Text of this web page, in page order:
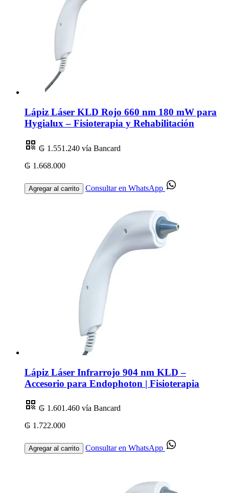
Lápiz Láser KLD Rojo 660 nm 180 mW para
Hygialux – Fisioterapia y Rehabilitación
₲ 1.551.240 vía Bancard
₲ 1.668.000
Agregar al carrito Consultar en WhatsApp
Lápiz Láser Infrarrojo 904 nm KLD –
Accesorio para Endophoton | Fisioterapia
₲ 1.601.460 vía Bancard
₲ 1.722.000
Agregar al carrito Consultar en WhatsApp